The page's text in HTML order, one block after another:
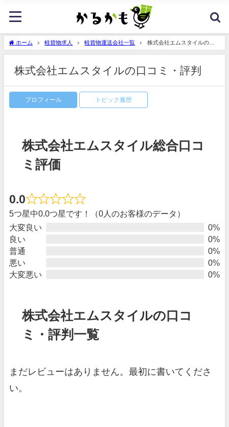
ホーム 軽貨物求人 軽貨物運送会社一覧
株式会社エムスタイルの口
コミ・評判
株式会社エムスタイルの口コミ・評判
プロフィール トピック履歴
株式会社エムスタイル総合口コ
ミ評価
0.0
5つ星中0.0つ星です！（0人のお客様のデータ）
大変良い
0%
良い
0%
普通
0%
悪い
0%
大変悪い
0%
株式会社エムスタイルの口コ
ミ・評判一覧
まだレビューはありません。最初に書いてくださ
い。